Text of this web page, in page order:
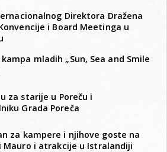
Direktora Dražena
i Board Meetinga u
mladih „Sun, Sea and Smile
za starije u Poreču i
Grada Poreča
za kampere i njihove goste na
Mauro i atrakcije u Istralandiji